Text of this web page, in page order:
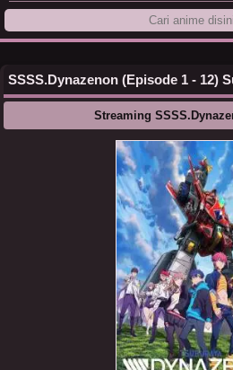
SSSS.Dynazenon (Episode 1 - 12)
Streaming